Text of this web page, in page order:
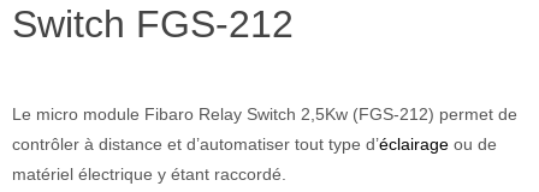
Switch FGS-212
Le micro module Fibaro Relay Switch 2,5Kw (FGS-212) permet de
contrôler à distance et d’automatiser tout type d’éclairage ou de
matériel électrique y étant raccordé.